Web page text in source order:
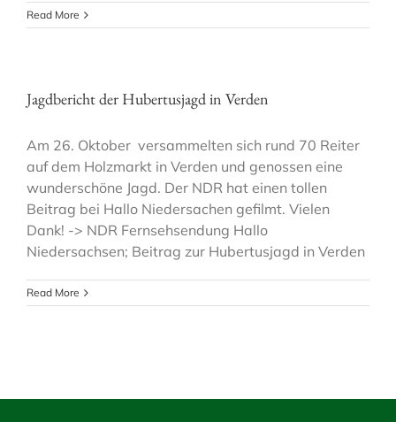
Read More
Jagdbericht der Hubertusjagd in Verden
Am 26. Oktober versammelten sich rund 70 Reiter
auf dem Holzmarkt in Verden und genossen eine
wunderschöne Jagd. Der NDR hat einen tollen
Beitrag bei Hallo Niedersachen gefilmt. Vielen
Dank! -> NDR Fernsehsendung Hallo
Niedersachsen; Beitrag zur Hubertusjagd in Verden
Read More